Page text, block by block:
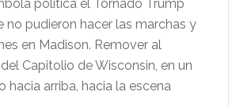
política el Tornado Trump
no pudieron hacer las marchas y
en Madison. Remover al
Capitolio de Wisconsin, en un
hacia arriba, hacia la escena